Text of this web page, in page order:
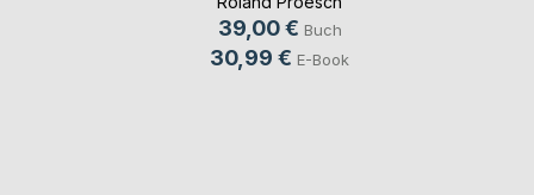
39,00 € Buch
30,99 € E-Book